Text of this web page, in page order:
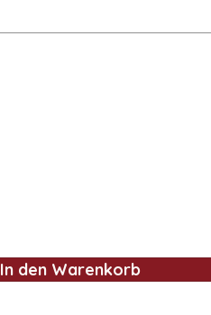
In den Warenkorb